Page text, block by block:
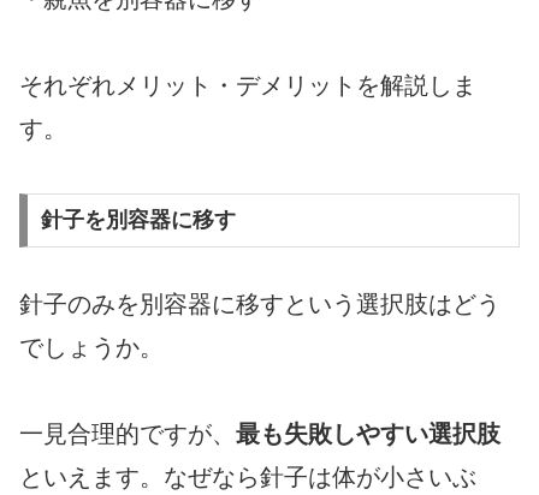
それぞれメリット・デメリットを解説しま
す。
針子を別容器に移す
針子のみを別容器に移すという選択肢はどう
でしょうか。
一見合理的ですが、 最も失敗しやすい選択肢
といえます。なぜなら針子は体が小さいぶ